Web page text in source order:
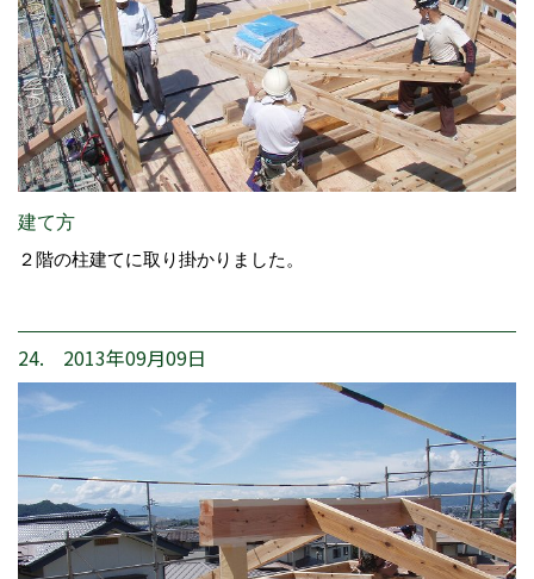
建て方
２階の柱建てに取り掛かりました。
24. 2013年09月09日